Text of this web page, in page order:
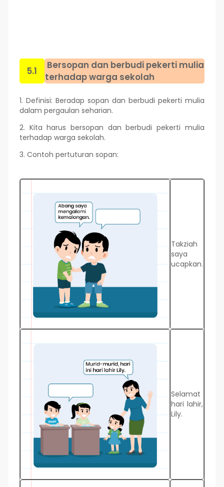
5.1
Bersopan dan berbudi pekerti mulia
terhadap warga sekolah
1. Definisi: Beradap sopan dan berbudi pekerti mulia
dalam pergaulan seharian.
2. Kita harus bersopan dan berbudi pekerti mulia
terhadap warga sekolah.
3. Contoh pertuturan sopan:
Takziah
saya
ucapkan.
Selamat
hari lahir,
Lily.